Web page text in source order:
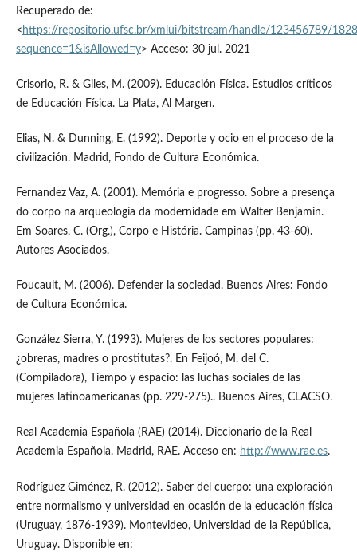
Recuperado de:
< https://repositorio.ufsc.br/xmlui/bitstream/handle/123456789/
sequence=1&isAllowed=y> Acceso: 30 jul. 2021
Crisorio, R. & Giles, M. (2009). Educación Física. Estudios críticos
de Educación Física. La Plata, Al Margen.
Elias, N. & Dunning, E. (1992). Deporte y ocio en el proceso de la
civilización. Madrid, Fondo de Cultura Económica.
Fernandez Vaz, A. (2001). Memória e progresso. Sobre a presença
do corpo na arqueología da modernidade em Walter Benjamin.
Em Soares, C. (Org.), Corpo e História. Campinas (pp. 43-60).
Autores Asociados.
Foucault, M. (2006). Defender la sociedad. Buenos Aires: Fondo
de Cultura Económica.
González Sierra, Y. (1993). Mujeres de los sectores populares:
¿obreras, madres o prostitutas?. En Feijoó, M. del C.
(Compiladora), Tiempo y espacio: las luchas sociales de las
mujeres latinoamericanas (pp. 229-275).. Buenos Aires, CLACSO.
Real Academia Española (RAE) (2014). Diccionario de la Real
Academia Española. Madrid, RAE. Acceso en: http://www.rae.es.
Rodríguez Giménez, R. (2012). Saber del cuerpo: una exploración
entre normalismo y universidad en ocasión de la educación física
(Uruguay, 1876-1939). Montevideo, Universidad de la República,
Uruguay. Disponible en: